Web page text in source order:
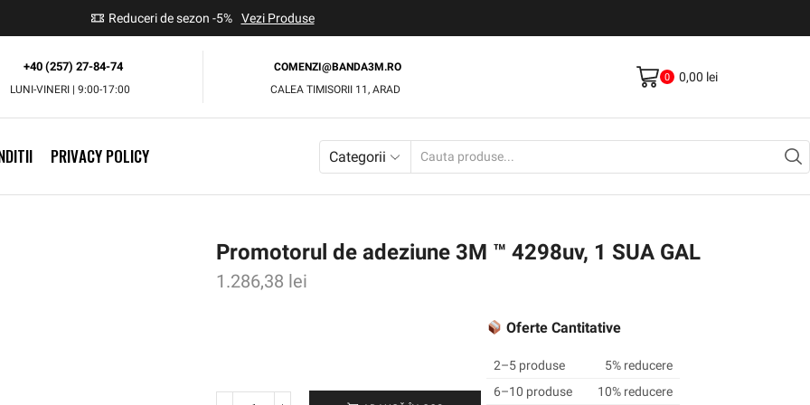
Reduceri de sezon -5% Vezi Produse
+40 (257) 27-84-74
LUNI-VINERI | 9:00-17:00
COMENZI@BANDA3M.RO
CALEA TIMISORII 11, ARAD
0 0,00 lei
PRIVACY POLICY Categorii
Promotorul de adeziune 3M ™ 4298uv, 1 SUA GAL
1.286,38 lei
Oferte Cantitative
2–5 produse
5% reducere
6–10 produse
10% reducere